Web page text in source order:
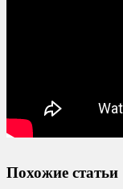
Похожие статьи